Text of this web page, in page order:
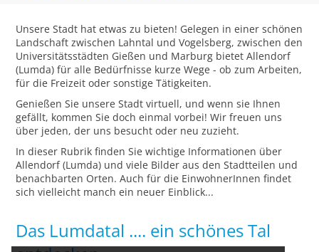
Unsere Stadt hat etwas zu bieten! Gelegen in einer schönen
Landschaft zwischen Lahntal und Vogelsberg, zwischen den
Universitätsstädten Gießen und Marburg bietet Allendorf
(Lumda) für alle Bedürfnisse kurze Wege - ob zum Arbeiten,
für die Freizeit oder sonstige Tätigkeiten.
Genießen Sie unsere Stadt virtuell, und wenn sie Ihnen
gefällt, kommen Sie doch einmal vorbei! Wir freuen uns
über jeden, der uns besucht oder neu zuzieht.
In dieser Rubrik finden Sie wichtige Informationen über
Allendorf (Lumda) und viele Bilder aus den Stadtteilen und
benachbarten Orten. Auch für die EinwohnerInnen findet
sich vielleicht manch ein neuer Einblick...
Das Lumdatal .... ein schönes Tal